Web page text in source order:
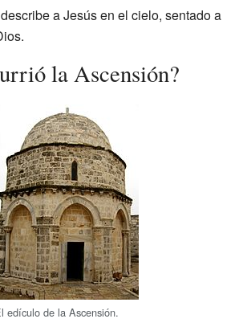
a Jesús en el cielo, sentado a
la Ascensión?
edículo de la Ascensión.